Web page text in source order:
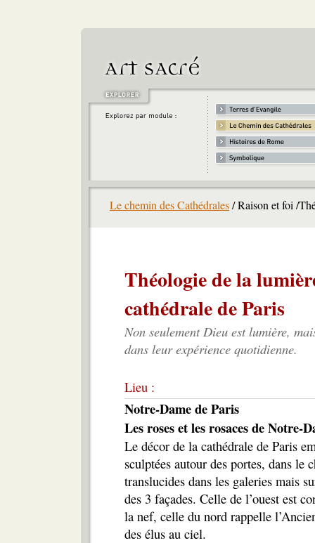
Le chemin des Cathédrales/ Raison et foi /
Théologie de la
cathédrale de Paris
Non seulement Dieu est lumière,
dans leur expérience quotidienne.
Lieu :
Notre-Dame de Paris
Les roses et les rosaces de Notre-
Le décor de la cathédrale de Paris
sculptées autour des portes, dans le
translucides dans les galeries mais
des 3 façades. Celle de l’ouest est
la nef, celle du nord rappelle
des élus au ciel.